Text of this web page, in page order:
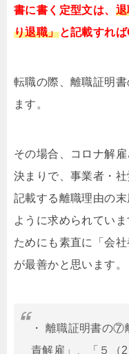
書に書く定型文は、
り退職」と記載すれば
転職の際、離職証明
ます。
その場合、コロナ解
決まりで、事業者・
記載する離職理由の
ように求められてい
ためにも素直に「会
が最善かと思います。
・ 離職証明書の⑦
責解雇」、「５（